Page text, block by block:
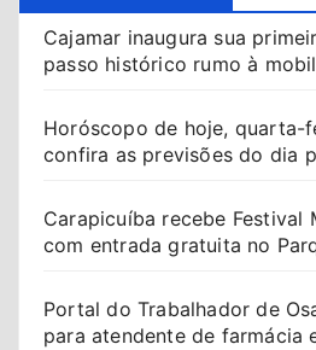
Cajamar inaugura sua
passo histórico rumo à
Horóscopo de hoje, quarta-
confira as previsões do dia
Carapicuíba recebe Festival
com entrada gratuita no
Portal do Trabalhador de
para atendente de farmácia